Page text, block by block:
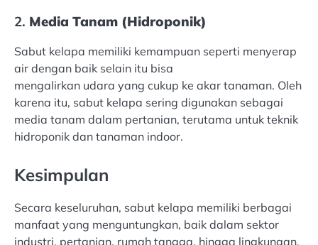
2. Media Tanam (Hidroponik)
Sabut kelapa memiliki kemampuan seperti menyerap
air dengan baik selain itu bisa
mengalirkan udara yang cukup ke akar tanaman. Oleh
karena itu, sabut kelapa sering digunakan sebagai
media tanam dalam pertanian, terutama untuk teknik
hidroponik dan tanaman indoor.
Kesimpulan
Secara keseluruhan, sabut kelapa memiliki berbagai
manfaat yang menguntungkan, baik dalam sektor
industri, pertanian, rumah tangga, hingga lingkungan.